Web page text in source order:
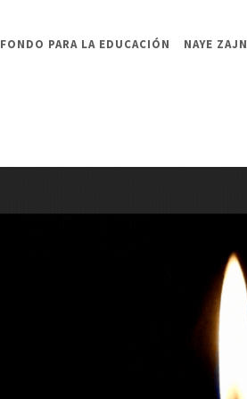
FONDO PARA LA EDUCACIÓN NAYE ZAJN